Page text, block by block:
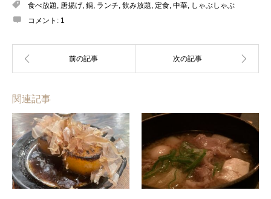
食べ放題, 唐揚げ, 鍋, ランチ, 飲み放題, 定食, 中華, しゃぶしゃぶ
コメント: 1
関連記事